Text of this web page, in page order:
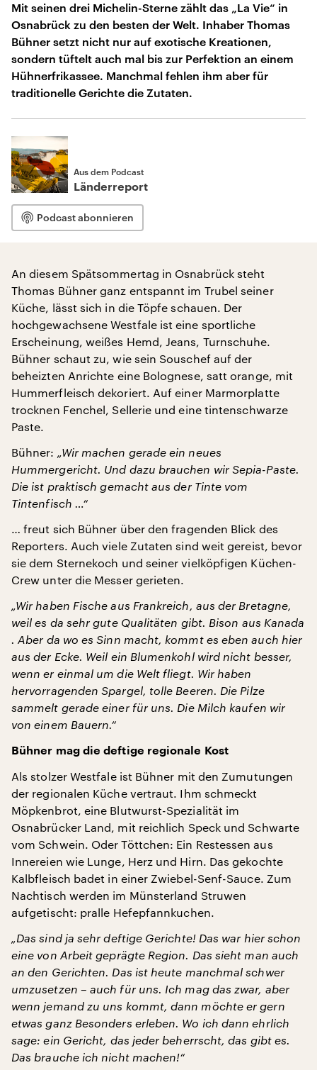
Mit seinen drei Michelin-Sterne zählt das „La Vie“ in
Osnabrück zu den besten der Welt. Inhaber Thomas
Bühner setzt nicht nur auf exotische Kreationen,
sondern tüftelt auch mal bis zur Perfektion an einem
Hühnerfrikassee. Manchmal fehlen ihm aber für
traditionelle Gerichte die Zutaten.
Aus dem Podcast
Länderreport
Podcast abonnieren
An diesem Spätsommertag in Osnabrück steht
Thomas Bühner ganz entspannt im Trubel seiner
Küche, lässt sich in die Töpfe schauen. Der
hochgewachsene Westfale ist eine sportliche
Erscheinung, weißes Hemd, Jeans, Turnschuhe.
Bühner schaut zu, wie sein Souschef auf der
beheizten Anrichte eine Bolognese, satt orange, mit
Hummerfleisch dekoriert. Auf einer Marmorplatte
trocknen Fenchel, Sellerie und eine tintenschwarze
Paste.
Bühner: „Wir machen gerade ein neues
Hummergericht. Und dazu brauchen wir Sepia-Paste.
Die ist praktisch gemacht aus der Tinte vom
Tintenfisch …“
… freut sich Bühner über den fragenden Blick des
Reporters. Auch viele Zutaten sind weit gereist, bevor
sie dem Sternekoch und seiner vielköpfigen Küchen-
Crew unter die Messer gerieten.
„Wir haben Fische aus Frankreich, aus der Bretagne,
weil es da sehr gute Qualitäten gibt. Bison aus Kanada
. Aber da wo es Sinn macht, kommt es eben auch hier
aus der Ecke. Weil ein Blumenkohl wird nicht besser,
wenn er einmal um die Welt fliegt. Wir haben
hervorragenden Spargel, tolle Beeren. Die Pilze
sammelt gerade einer für uns. Die Milch kaufen wir
von einem Bauern.“
Bühner mag die deftige regionale Kost
Als stolzer Westfale ist Bühner mit den Zumutungen
der regionalen Küche vertraut. Ihm schmeckt
Möpkenbrot, eine Blutwurst-Spezialität im
Osnabrücker Land, mit reichlich Speck und Schwarte
vom Schwein. Oder Töttchen: Ein Restessen aus
Innereien wie Lunge, Herz und Hirn. Das gekochte
Kalbfleisch badet in einer Zwiebel-Senf-Sauce. Zum
Nachtisch werden im Münsterland Struwen
aufgetischt: pralle Hefepfannkuchen.
„Das sind ja sehr deftige Gerichte! Das war hier schon
eine von Arbeit geprägte Region. Das sieht man auch
an den Gerichten. Das ist heute manchmal schwer
umzusetzen – auch für uns. Ich mag das zwar, aber
wenn jemand zu uns kommt, dann möchte er gern
etwas ganz Besonders erleben. Wo ich dann ehrlich
sage: ein Gericht, das jeder beherrscht, das gibt es.
Das brauche ich nicht machen!“